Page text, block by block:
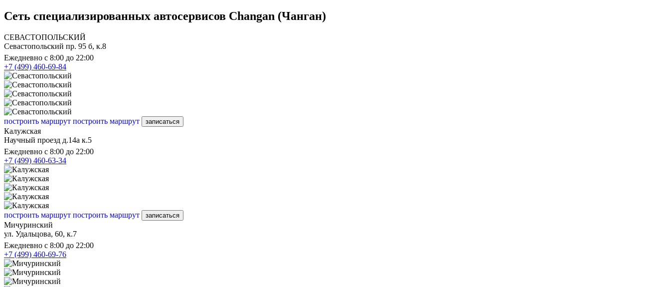
Сеть специализированных автосервисов Changan (Чанган)
СЕВАСТОПОЛЬСКИЙ
Севастопольский пр. 95 б, к.8
Ежедневно с 8:00 до 22:00
+7 (499) 460-69-84
построить маршрут построить маршрут записаться
Калужская
Научный проезд д.14а к.5
Ежедневно с 8:00 до 22:00
+7 (499) 460-63-34
построить маршрут построить маршрут записаться
Мичуринский
ул. Удальцова, 60, к.7
Ежедневно с 8:00 до 22:00
+7 (499) 460-69-76